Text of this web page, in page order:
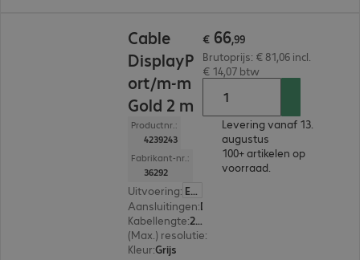
Cable
DisplayP
ort/m-m
Gold 2 m
Productnr.:
4239243
Fabrikant-nr.:
36292
Uitvoering: Europa
Aansluitingen:
Kabellengte: 2 m
(Max.) resolutie:
Kleur:Grijs
€ 66,99
Brutoprijs: € 81,06 incl.
€ 14,07 btw
Levering vanaf 13.
augustus
100+ artikelen op
voorraad.